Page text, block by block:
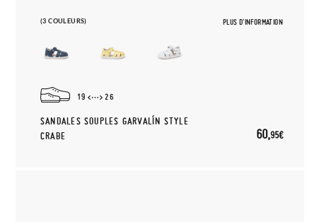
(3 COULEURS) PLUS D'INFORMATION
19 26
SANDALES SOUPLES GARVALÍN STYLE
CRABE
60,95€